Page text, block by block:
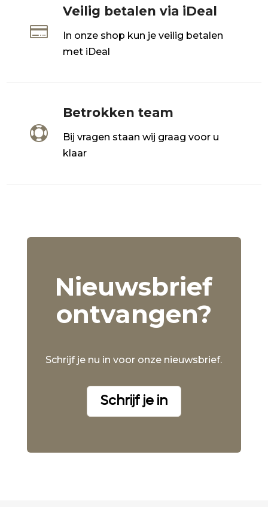

Veilig betalen via iDeal
In onze shop kun je veilig betalen
met iDeal

Betrokken team
Bij vragen staan wij graag voor u
klaar
Nieuwsbrief
ontvangen?
Schrijf je nu in voor onze nieuwsbrief.
Schrijf je in